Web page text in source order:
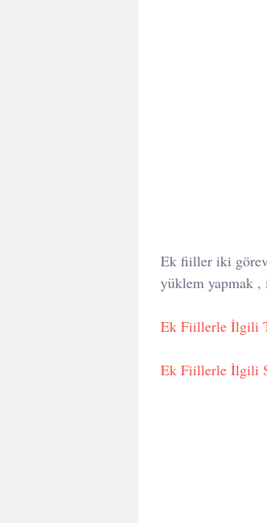
Ek fiiller iki
yüklem yapmak ,
Ek Fiillerle İlgili
Ek Fiillerle İlgili